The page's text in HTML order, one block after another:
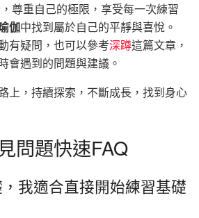
尊重自己的極限，享受每一次練習
伽中找到屬於自己的平靜與喜悅。
有疑問，也可以參考深蹲這篇文章，
會遇到的問題與建議。
上，持續探索，不斷成長，找到身心
問題快速FAQ
我適合直接開始練習基礎